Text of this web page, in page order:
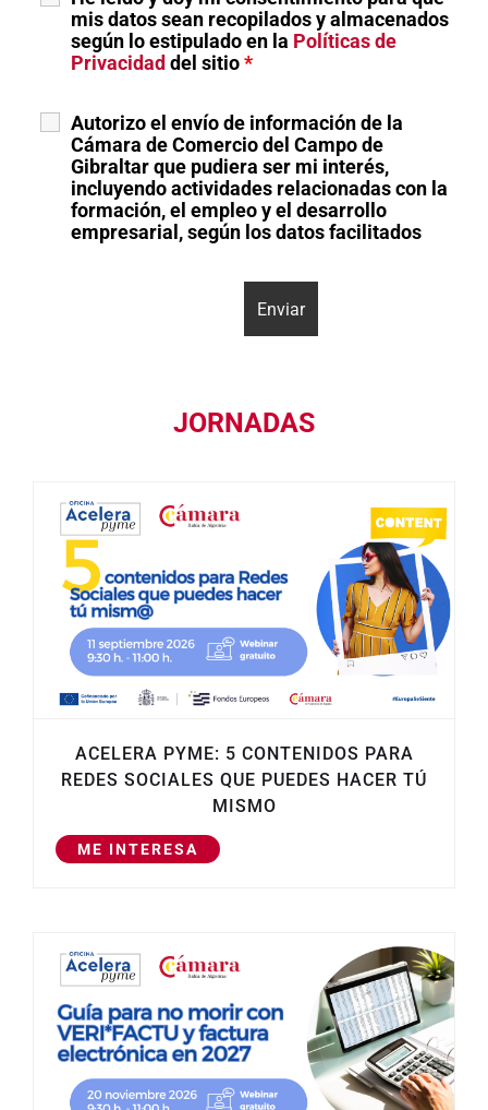
mis datos sean recopilados y almacenados
según lo estipulado en la Políticas de
Privacidad del sitio*
Autorizo el envío de información de la
Cámara de Comercio del Campo de
Gibraltar que pudiera ser mi interés,
incluyendo actividades relacionadas con la
formación, el empleo y el desarrollo
empresarial, según los datos facilitados
JORNADAS
ACELERA PYME: 5 CONTENIDOS PARA
REDES SOCIALES QUE PUEDES HACER TÚ
MISMO
ME INTERESA